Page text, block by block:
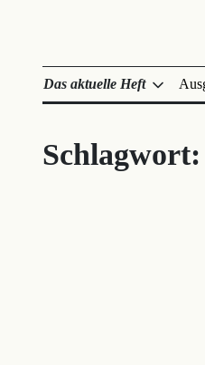
Das aktuelle Heft
Schlagwort: